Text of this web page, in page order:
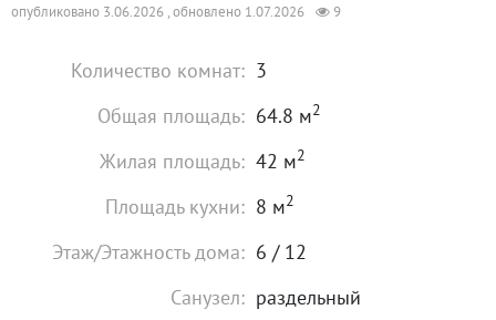
опубликовано 3.06.2026 , обновлено 1.07.2026 9
Количество комнат: 3
Общая площадь: 64.8 м2
Жилая площадь: 42 м2
Площадь кухни: 8 м2
Этаж/Этажность дома: 6 / 12
Санузел: раздельный